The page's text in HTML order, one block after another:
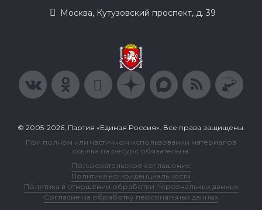
Москва, Кутузовский проспект, д. 39
© 2005-2026, Партия «Единая Россия». Все права защищены.
При полном или частичном использовании материалов
ссылка на ресурс обязательна.
Пользовательское соглашение
Политика конфиденциальности
Политика в отношении обработки персональных данных
Согласие на обработку персональных данных